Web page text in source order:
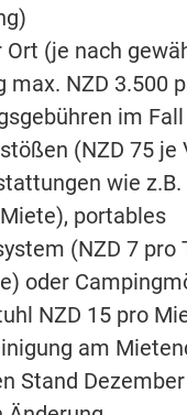
Ort (je nach
max. NZD 3.500
im
(NZD 75 je
wie
portables
(NZD 7 pro
oder
NZD 15 pro
am
Stand